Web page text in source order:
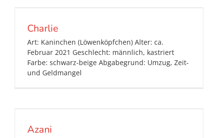
Charlie
Art: Kaninchen (Löwenköpfchen) Alter: ca.
Februar 2021 Geschlecht: männlich, kastriert
Farbe: schwarz-beige Abgabegrund: Umzug, Zeit-
und Geldmangel
Azani